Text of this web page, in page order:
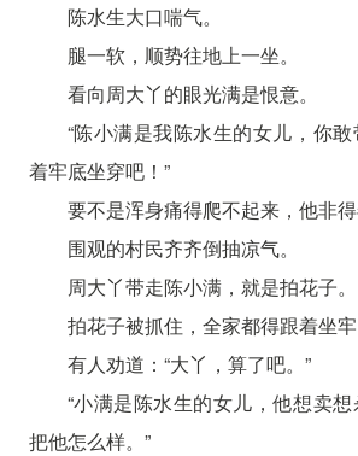
陈水生大口喘气。
腿一软，顺势往地上一坐。
看向周大丫的眼光满是恨意。
“陈小满是我陈水生的女儿，你
着牢底坐穿吧！”
要不是浑身痛得爬不起来，他非得
围观的村民齐齐倒抽凉气。
周大丫带走陈小满，就是拍花子。
拍花子被抓住，全家都得跟着坐牢
有人劝道：“大丫，算了吧。”
“小满是陈水生的女儿，他想卖
把他怎么样。”